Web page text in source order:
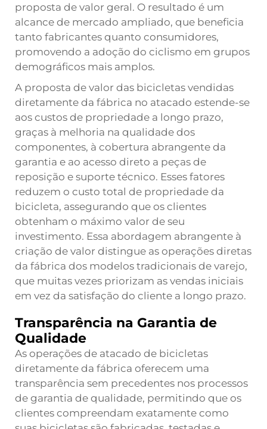
proposta de valor geral. O resultado é um
alcance de mercado ampliado, que beneficia
tanto fabricantes quanto consumidores,
promovendo a adoção do ciclismo em grupos
demográficos mais amplos.
A proposta de valor das bicicletas vendidas
diretamente da fábrica no atacado estende-se
aos custos de propriedade a longo prazo,
graças à melhoria na qualidade dos
componentes, à cobertura abrangente da
garantia e ao acesso direto a peças de
reposição e suporte técnico. Esses fatores
reduzem o custo total de propriedade da
bicicleta, assegurando que os clientes
obtenham o máximo valor de seu
investimento. Essa abordagem abrangente à
criação de valor distingue as operações diretas
da fábrica dos modelos tradicionais de varejo,
que muitas vezes priorizam as vendas iniciais
em vez da satisfação do cliente a longo prazo.
Transparência na Garantia de
Qualidade
As operações de atacado de bicicletas
diretamente da fábrica oferecem uma
transparência sem precedentes nos processos
de garantia de qualidade, permitindo que os
clientes compreendam exatamente como